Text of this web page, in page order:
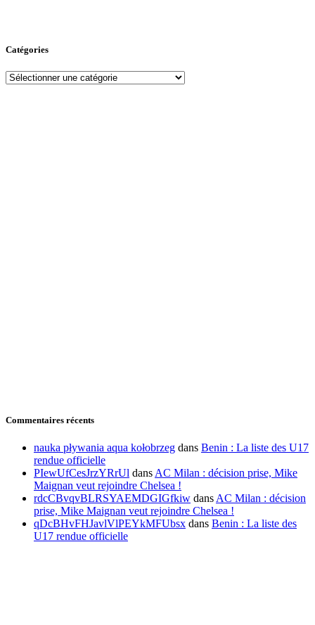
Catégories
Catégories
Commentaires récents
nauka pływania aqua kołobrzeg dans Benin : La liste des U17
rendue officielle
PIewUfCesJrzYRrUl dans AC Milan : décision prise, Mike
Maignan veut rejoindre Chelsea !
rdcCBvqvBLRSYAEMDGIGfkiw dans AC Milan : décision
prise, Mike Maignan veut rejoindre Chelsea !
qDcBHvFHJavlVlPEYkMFUbsx dans Benin : La liste des
U17 rendue officielle